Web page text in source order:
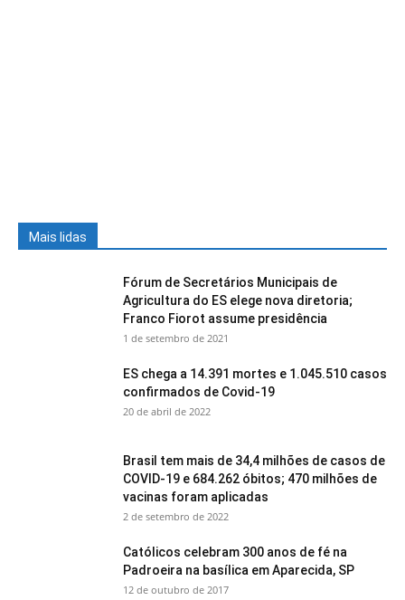
Mais lidas
Fórum de Secretários Municipais de
Agricultura do ES elege nova diretoria;
Franco Fiorot assume presidência
1 de setembro de 2021
ES chega a 14.391 mortes e 1.045.510 casos
confirmados de Covid-19
20 de abril de 2022
Brasil tem mais de 34,4 milhões de casos de
COVID-19 e 684.262 óbitos; 470 milhões de
vacinas foram aplicadas
2 de setembro de 2022
Católicos celebram 300 anos de fé na
Padroeira na basílica em Aparecida, SP
12 de outubro de 2017